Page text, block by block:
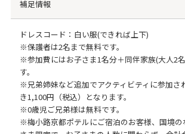
補足情報
ドレスコード：白い服(できれば上下)
※保護者は2名まで無料です。
※参加費にはお子さま1名分＋同伴家族(大人2
す。
※兄弟姉妹など追加でアクティビティに参加さ
き1,100円（税込）となります。
※0歳児ご兄弟様は無料です。
※梅小路京都ポテルにご宿泊のお客様、国境の